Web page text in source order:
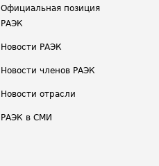
Официальная позиция
РАЭК
Новости РАЭК
Новости членов РАЭК
Новости отрасли
РАЭК в СМИ